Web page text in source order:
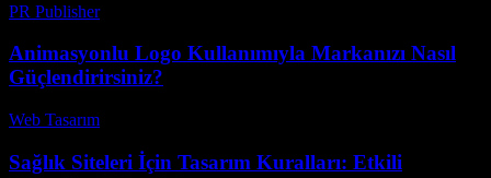
PR Publisher-
Animasyonlu Logo Kullanımıyla Markanızı Nasıl
Güçlendirirsiniz?
Web Tasarım
Sağlık Siteleri İçin Tasarım Kuralları: Etkili